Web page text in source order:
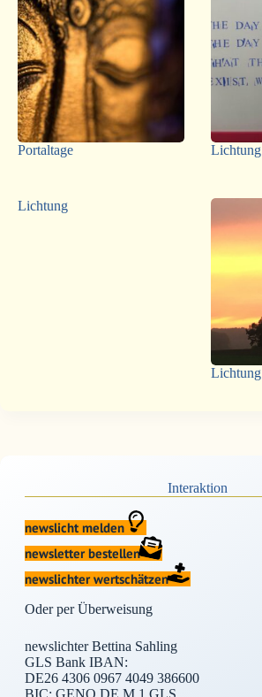
Portaltage Lichtung
Lichtung
Lichtung
Interaktion
newslicht melden
newsletter bestellen
newslichter wertschätzen
Oder per Überweisung
newslichter Bettina Sahling
GLS Bank IBAN:
DE26 4306 0967 4049 386600